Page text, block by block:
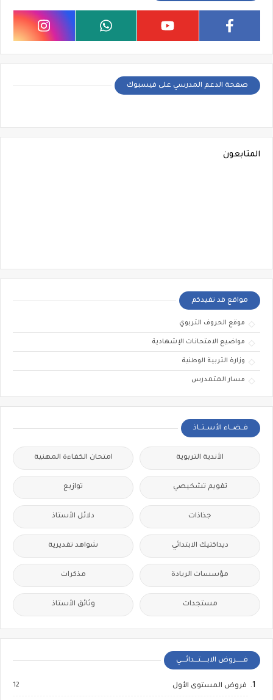
صفحة الدعم المدرسي على فيسبوك
المتابعون
مواقع قد تفيدكم
موقع الحروف التربوي
مواضيع الامتحانات الإشهادية
وزارة التربية الوطنية
مسار المتمدرس
فــضــاء الأســتــاذ
الأندية التربوية امتحان الكفاءة المهنية
تقويم تشخيصي توازيع
جذاذات دلائل الأستاذ
ديداكتيك الابتدائي شواهد تقديرية
مؤسسات الريادة مذكرات
مستجدات وثائق الأستاذ
فــــــروض الابـــــتـــدائــــي
فروض المستوى الأول 12